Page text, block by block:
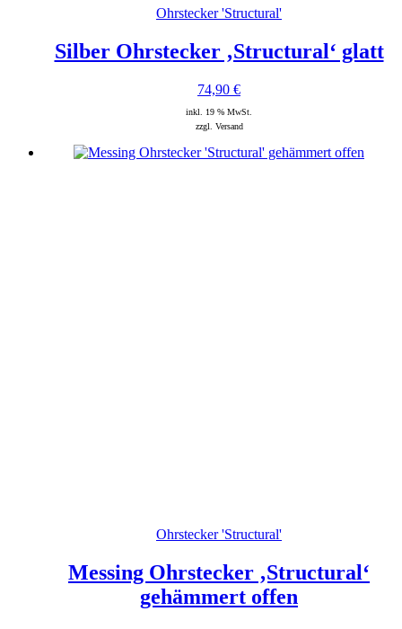
Ohrstecker 'Structural'
Silber Ohrstecker ‚Structural‘ glatt
74,90 €
inkl. 19 % MwSt.
zzgl. Versand
Ohrstecker 'Structural'
Messing Ohrstecker ‚Structural‘
gehämmert offen